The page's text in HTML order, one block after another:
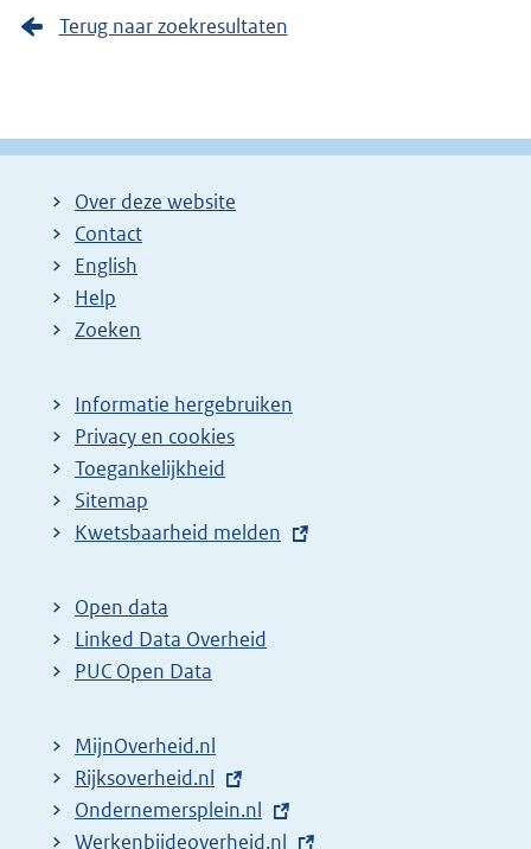
Terug naar zoekresultaten
Over deze website
Contact
English
Help
Zoeken
Informatie hergebruiken
Privacy en cookies
Toegankelijkheid
Sitemap
E
t
e
r
l
i
n
Kwetsbaarheid melden
Open data
Linked Data Overheid
PUC Open Data
MijnOverheid.nl
E
x
t
Rijksoverheid.nl
E
x
Ondernemersplein.nl
E
Werkenbijdeoverheid.nl